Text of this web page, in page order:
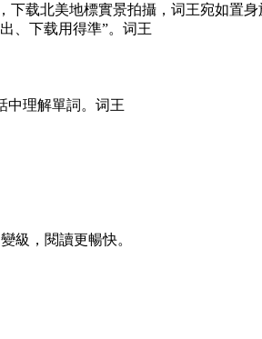
下载北美地標實景拍攝，词王宛如置身
、下载用得準”。词王
中理解單詞。词王
級，閱讀更暢快。